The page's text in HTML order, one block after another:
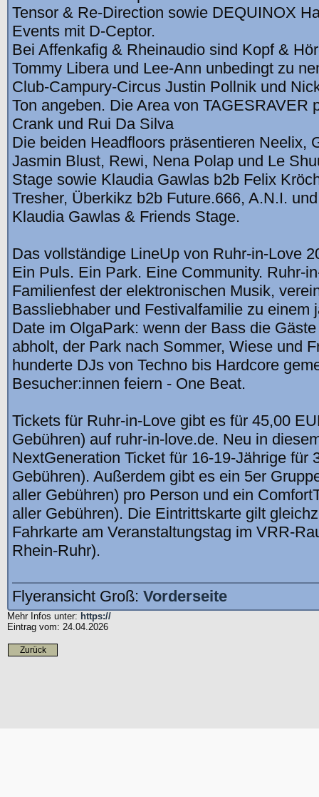
Tensor & Re-Direction sowie DEQUINOX
Events mit D-Ceptor.
Bei Affenkafig & Rheinaudio sind Kopf &
Tommy Libera und Lee-Ann unbedingt zu
Club-Campury-Circus Justin Pollnik und
Ton angeben. Die Area von TAGESRAVER
Crank und Rui Da Silva
Die beiden Headfloors präsentieren Neelix,
Jasmin Blust, Rewi, Nena Polap und Le
Stage sowie Klaudia Gawlas b2b Felix
Tresher, Überkikz b2b Future.666, A.N.I.
Klaudia Gawlas & Friends Stage.
Das vollständige LineUp von Ruhr-in-Love
Ein Puls. Ein Park. Eine Community. Ruhr-
Familienfest der elektronischen Musik,
Bassliebhaber und Festivalfamilie zu einem
Date im OlgaPark: wenn der Bass die
abholt, der Park nach Sommer, Wiese und
hunderte DJs von Techno bis Hardcore
Besucher:innen feiern - One Beat.
Tickets für Ruhr-in-Love gibt es für 45,00
Gebühren) auf ruhr-in-love.de. Neu in
NextGeneration Ticket für 16-19-Jährige für
Gebühren). Außerdem gibt es ein 5er
aller Gebühren) pro Person und ein
aller Gebühren). Die Eintrittskarte gilt
Fahrkarte am Veranstaltungstag im VRR-
Rhein-Ruhr).
Flyeransicht Groß: Vorderseite
Mehr Infos unter: https://
Eintrag vom: 24.04.2026